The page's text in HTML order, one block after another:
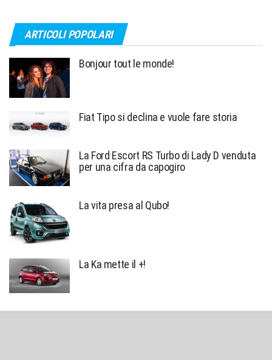
ARTICOLI POPOLARI
Bonjour tout le monde!
Fiat Tipo si declina e vuole fare storia
La Ford Escort RS Turbo di Lady D venduta
per una cifra da capogiro
La vita presa al Qubo!
La Ka mette il +!